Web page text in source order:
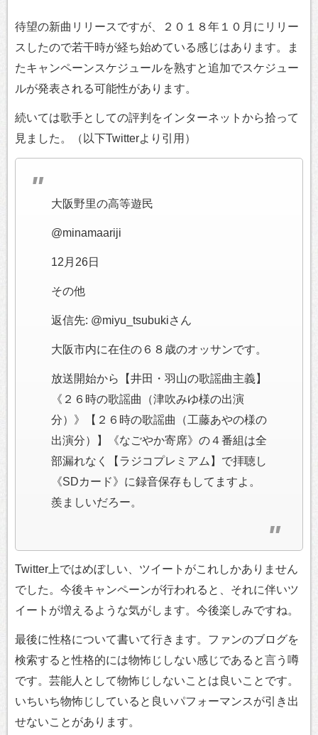
待望の新曲リリースですが、２０１８年１０月にリリー
スしたので若干時が経ち始めている感じはあります。ま
たキャンペーンスケジュールを熟すと追加でスケジュー
ルが発表される可能性があります。
続いては歌手としての評判をインターネットから拾って
見ました。（以下Twitterより引用）
大阪野里の高等遊民
@minamaariji
12月26日
その他
返信先: @miyu_tsubukiさん
大阪市内に在住の６８歳のオッサンです。
放送開始から【井田・羽山の歌謡曲主義】
《２６時の歌謡曲（津吹みゆ様の出演
分）》【２６時の歌謡曲（工藤あやの様の
出演分）】《なごやか寄席》の４番組は全
部漏れなく【ラジコプレミアム】で拝聴し
《SDカード》に録音保存もしてますよ。
羨ましいだろー。
Twitter上ではめぼしい、ツイートがこれしかありません
でした。今後キャンペーンが行われると、それに伴いツ
イートが増えるような気がします。今後楽しみですね。
最後に性格について書いて行きます。ファンのブログを
検索すると性格的には物怖じしない感じであると言う噂
です。芸能人として物怖じしないことは良いことです。
いちいち物怖じしていると良いパフォーマンスが引き出
せないことがあります。